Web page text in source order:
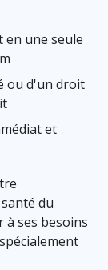
en une seule
ou d'un droit
et
du
à ses besoins